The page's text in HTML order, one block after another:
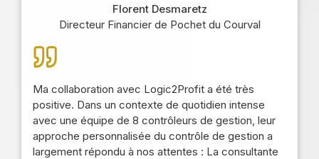
Florent Desmaretz
Directeur Financier de Pochet du Courval
Ma collaboration avec Logic2Profit a été très
positive. Dans un contexte de quotidien intense
avec une équipe de 8 contrôleurs de gestion, leur
approche personnalisée du contrôle de gestion a
largement répondu à nos attentes : La consultante